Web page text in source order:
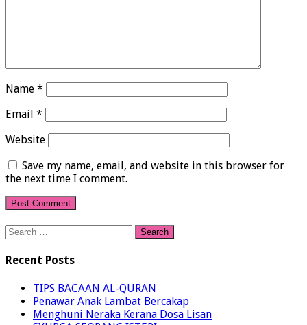
Name *
Email *
Website
Save my name, email, and website in this browser for
the next time I comment.
Search
for:
Recent Posts
TIPS BACAAN AL-QURAN
Penawar Anak Lambat Bercakap
Menghuni Neraka Kerana Dosa Lisan